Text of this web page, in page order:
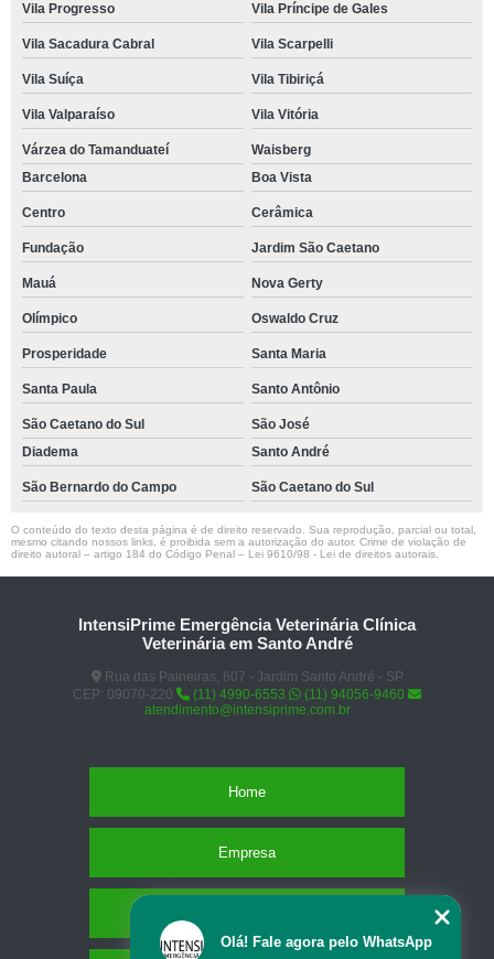
Vila Progresso Vila Príncipe de Gales
Vila Sacadura Cabral Vila Scarpelli
Vila Suíça Vila Tibiriçá
Vila Valparaíso Vila Vitória
Várzea do Tamanduateí
Waisberg
Barcelona
Boa Vista
Centro Cerâmica
Fundação Jardim São Caetano
Mauá Nova Gerty
Olímpico Oswaldo Cruz
Prosperidade Santa Maria
Santa Paula Santo Antônio
São Caetano do Sul
São José
Diadema
Santo André
São Bernardo do Campo São Caetano do Sul
O conteúdo do texto desta página é de direito reservado. Sua reprodução, parcial ou total,
mesmo citando nossos links, é proibida sem a autorização do autor. Crime de violação de
direito autoral – artigo 184 do Código Penal – Lei 9610/98 - Lei de direitos autorais
IntensiPrime Emergência Veterinária Clínica
Veterinária em Santo André
Rua das Paineiras, 607 - Jardim Santo André - SP
CEP: 09070-220
(11) 4990-6553
(11) 94056-9460
atendimento@intensiprime.com.br
Home
Empresa
Olá! Fale agora pelo WhatsApp